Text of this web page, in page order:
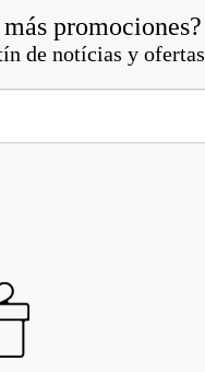
promociones?
de notícias y ofertas